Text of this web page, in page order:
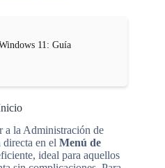
11: Guía
a la Administración de
directa en el Menú de
ideal para aquellos